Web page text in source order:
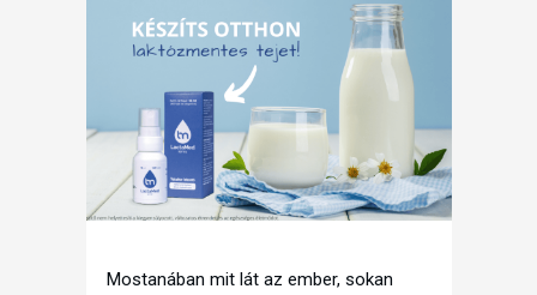
Mostanában mit lát az ember, sokan